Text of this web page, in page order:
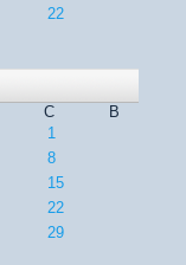
22
С
В
1
8
15
22
29